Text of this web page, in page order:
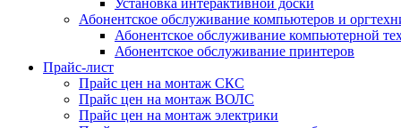
Установка интерактивной доски
Абонентское обслуживание компьютеров и
Абонентское обслуживание компьютерной
Абонентское обслуживание принтеров
Прайс-лист
Прайс цен на монтаж СКС
Прайс цен на монтаж ВОЛС
Прайс цен на монтаж электрики